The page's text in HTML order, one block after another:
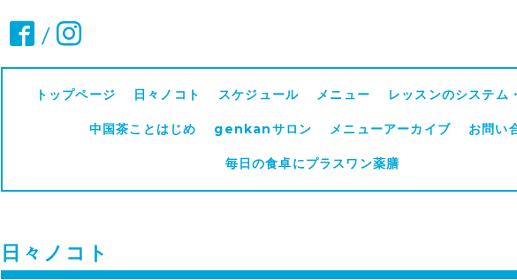
/
トップページ 日々ノコト スケジュール メニュー レッスンのシステム
中国茶ことはじめ genkanサロン メニューアーカイブ お問い
毎日の食卓にプラスワン薬膳
日々ノコト